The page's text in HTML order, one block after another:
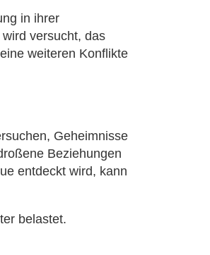
in ihrer
versucht, das
weiteren Konflikte
Geheimnisse
Beziehungen
entdeckt wird, kann
belastet.